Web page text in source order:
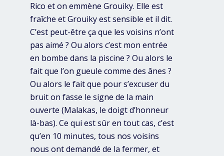
Rico et on emmène Grouiky. Elle est
fraîche et Grouiky est sensible et il dit.
C’est peut-être ça que les voisins n’ont
pas aimé ? Ou alors c’est mon entrée
en bombe dans la piscine ? Ou alors le
fait que l’on gueule comme des ânes ?
Ou alors le fait que pour s’excuser du
bruit on fasse le signe de la main
ouverte (Malakas, le doigt d’honneur
là-bas). Ce qui est sûr en tout cas, c’est
qu’en 10 minutes, tous nos voisins
nous ont demandé de la fermer, et